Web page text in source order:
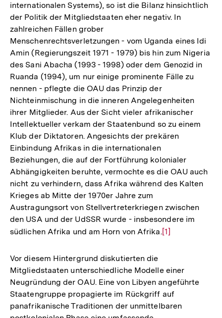
internationalen Systems), so ist die Bilanz hinsichtlich
der Politik der Mitgliedstaaten eher negativ. In
zahlreichen Fällen grober
Menschenrechtsverletzungen - vom Uganda eines Idi
Amin (Regierungszeit 1971 - 1979) bis hin zum Nigeria
des Sani Abacha (1993 - 1998) oder dem Genozid in
Ruanda (1994), um nur einige prominente Fälle zu
nennen - pflegte die OAU das Prinzip der
Nichteinmischung in die inneren Angelegenheiten
ihrer Mitglieder. Aus der Sicht vieler afrikanischer
Intellektueller verkam der Staatenbund so zu einem
Klub der Diktatoren. Angesichts der prekären
Einbindung Afrikas in die internationalen
Beziehungen, die auf der Fortführung kolonialer
Abhängigkeiten beruhte, vermochte es die OAU auch
nicht zu verhindern, dass Afrika während des Kalten
Krieges ab Mitte der 1970er Jahre zum
Austragungsort von Stellvertreterkriegen zwischen
den USA und der UdSSR wurde - insbesondere im
südlichen Afrika und am Horn von Afrika.Zur
Fußnote
[1]
Vor diesem Hintergrund diskutierten die
Mitgliedstaaten unterschiedliche Modelle einer
Neugründung der OAU. Eine von Libyen angeführte
Staatengruppe propagierte im Rückgriff auf
panafrikanische Traditionen der unmittelbaren